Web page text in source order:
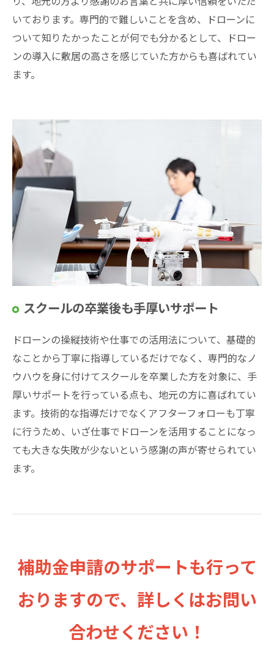
いております。専門的で難しいことを含め、ドローンに
ついて知りたかったことが何でも分かるとして、ドロー
ンの導入に敷居の高さを感じていた方からも喜ばれてい
ます。
スクールの卒業後も手厚いサポート
ドローンの操縦技術や仕事での活用法について、基礎的
なことから丁寧に指導しているだけでなく、専門的なノ
ウハウを身に付けてスクールを卒業した方を対象に、手
厚いサポートを行っている点も、地元の方に喜ばれてい
ます。技術的な指導だけでなくアフターフォローも丁寧
に行うため、いざ仕事でドローンを活用することになっ
ても大きな失敗が少ないという感謝の声が寄せられてい
ます。
補助金申請のサポートも行って
おりますので、詳しくはお問い
合わせください！